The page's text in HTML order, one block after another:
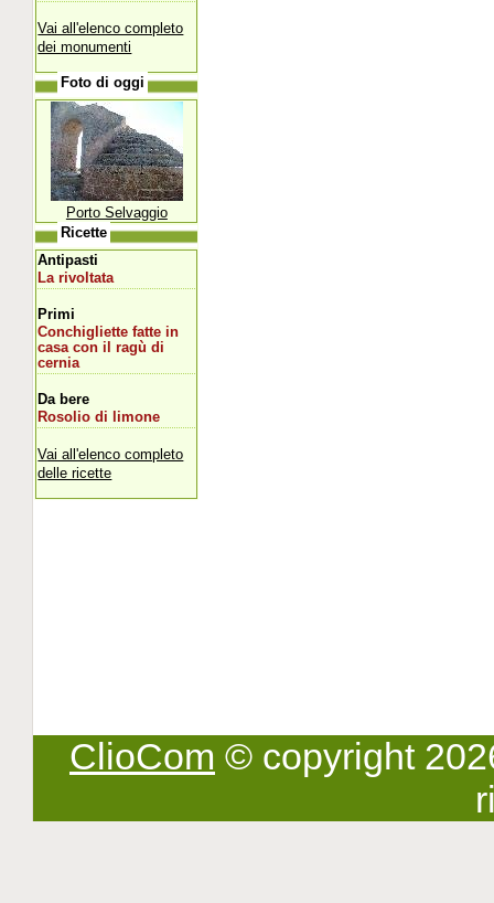
Vai all'elenco completo
dei monumenti
Foto di oggi
Porto Selvaggio
Ricette
Antipasti
La rivoltata
Primi
Conchigliette fatte in
casa con il ragù di
cernia
Da bere
Rosolio di limone
Vai all'elenco completo
delle ricette
ClioCom © copyright